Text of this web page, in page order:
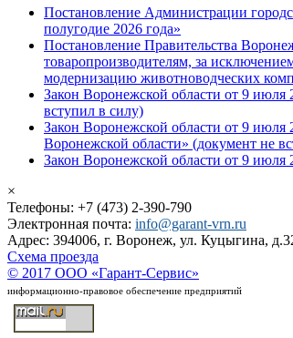
Постановление Администрации
полугодие 2026 года»
Постановление Правительства
товаропроизводителям, за
модернизацию животноводческих
Закон Воронежской области от 9
вступил в силу)
Закон Воронежской области от 9
Воронежской области» (документ не
Закон Воронежской области от 9 июля
×
Телефоны: +7 (473) 2-390-790
Электронная почта: info@garant-vrn.ru
Адрес: 394006, г. Воронеж, ул. Куцыгина,
Схема проезда
© 2017 ООО «Гарант-Сервис»
информационно-правовое обеспечение предприятий